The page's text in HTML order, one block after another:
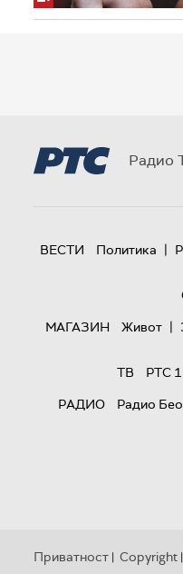
Радио
ВЕСТИ Политика |
МАГАЗИН
Живот |
ТВ
РТС 1
РАДИО
Радио
Приватност | Copyright |